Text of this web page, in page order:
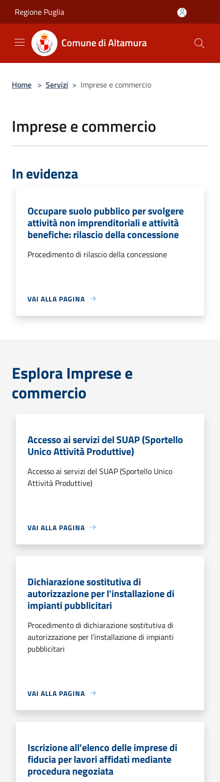
Regione Puglia
Comune di Altamura
Home > Servizi > Imprese e commercio
Imprese e commercio
In evidenza
Occupare suolo pubblico per svolgere
attività non imprenditoriali e attività
benefiche: rilascio della concessione
Procedimento di rilascio della concessione
VAI ALLA PAGINA
Esplora Imprese e
commercio
Accesso ai servizi del SUAP (Sportello
Unico Attività Produttive)
Accesso ai servizi del SUAP (Sportello Unico
Attività Produttive)
VAI ALLA PAGINA
Dichiarazione sostitutiva di
autorizzazione per l'installazione di
impianti pubblicitari
Procedimento di dichiarazione sostitutiva di
autorizzazione per l'installazione di impianti
pubblicitari
VAI ALLA PAGINA
Iscrizione all'elenco delle imprese di
fiducia per lavori affidati mediante
procedura negoziata